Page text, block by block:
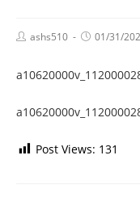
Postashs510
Post01/31/
Post Views: 131